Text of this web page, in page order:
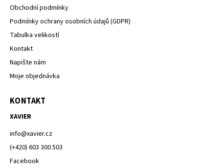
Obchodní podmínky
Podmínky ochrany osobních údajů (GDPR)
Tabulka velikostí
Kontakt
Napište nám
Moje objednávka
KONTAKT
XAVIER
info@xavier.cz
(+420) 603 300 503
Facebook